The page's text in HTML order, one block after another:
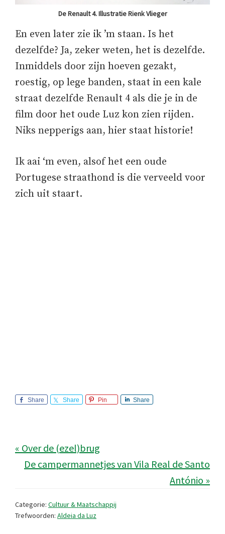
De Renault 4. Illustratie Rienk Vlieger
En even later zie ik ’m staan. Is het
dezelfde? Ja, zeker weten, het is dezelfde.
Inmiddels door zijn hoeven gezakt,
roestig, op lege banden, staat in een kale
straat dezelfde Renault 4 als die je in de
film door het oude Luz kon zien rijden.
Niks nepperigs aan, hier staat historie!
Ik aai ‘m even, alsof het een oude
Portugese straathond is die verveeld voor
zich uit staart.
Share Share Pin Share
« Over de (ezel)brug
De campermannetjes van Vila Real de Santo
António »
Categorie: Cultuur & Maatschappij
Trefwoorden: Aldeia da Luz